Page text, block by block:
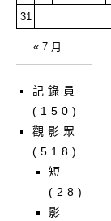
31
« 7 月
記錄員
(150)
觀影眾
(518)
短
(28)
影